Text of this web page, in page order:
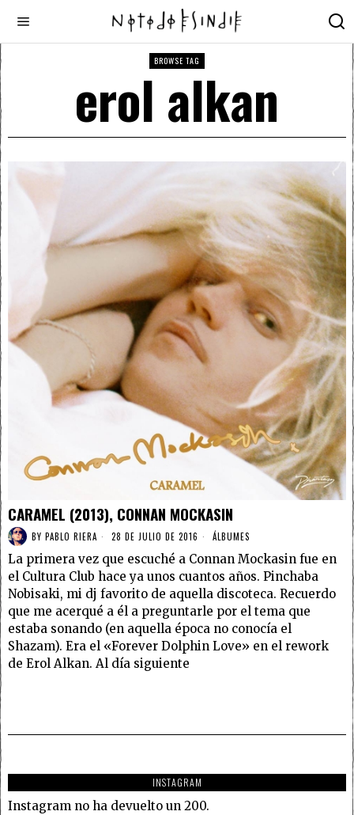
BROWSE TAG
erol alkan
CARAMEL (2013), CONNAN MOCKASIN
BY PABLO RIERA 28 DE JULIO DE 2016 ÁLBUMES
La primera vez que escuché a Connan Mockasin fue en
el Cultura Club hace ya unos cuantos años. Pinchaba
Nobisaki, mi dj favorito de aquella discoteca. Recuerdo
que me acerqué a él a preguntarle por el tema que
estaba sonando (en aquella época no conocía el
Shazam). Era el «Forever Dolphin Love» en el rework
de Erol Alkan. Al día siguiente
INSTAGRAM
Instagram no ha devuelto un 200.